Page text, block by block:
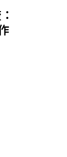
耳穴保健